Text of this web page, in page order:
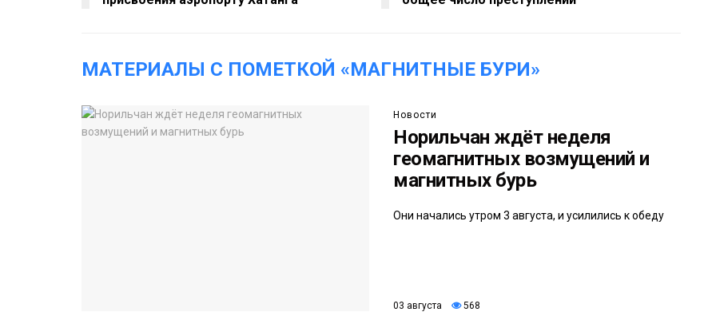
МАТЕРИАЛЫ С ПОМЕТКОЙ «МАГНИТНЫЕ БУРИ»
Новости
Норильчан ждёт неделя
геомагнитных возмущений и
магнитных бурь
Они начались утром 3 августа, и усилились к обеду
03 августа 568